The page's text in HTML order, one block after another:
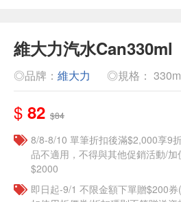
維大力汽水Can330ml
◎品牌： 維大力 ◎規格：
$ 82 $84
8/8-8/10 單筆折扣後滿$2,000享9
品不適用，不得與其他促銷活動/
$2000
即日起-9/1 不限金額下單贈$200